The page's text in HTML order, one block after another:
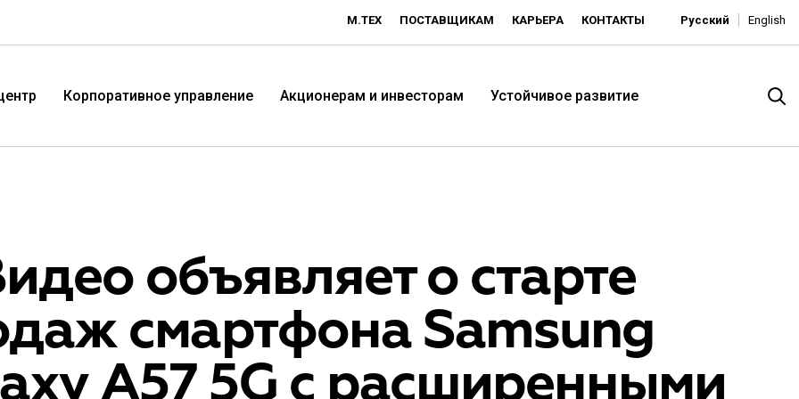
М.ТЕХ ПОСТАВЩИКАМ КАРЬЕРА КОНТАКТЫ Русский English
Технологичная розничная
компания «М.Видео»
«Эльдорадо»
Корпоративное управление Акционерам и инвесторам Устойчивое развитие
объявляет о старте
смартфона Samsung
A57 5G с расширенными